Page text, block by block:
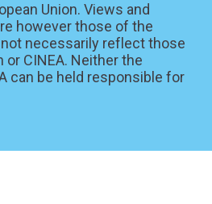
Union. Views and
however those of the
necessarily reflect those
or CINEA. Neither the
can be held responsible for